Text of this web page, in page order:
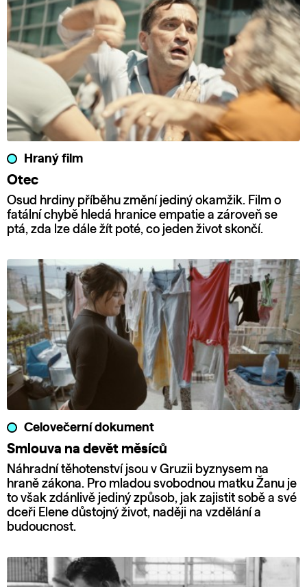
Hraný film
Otec
Osud hrdiny příběhu změní jediný okamžik. Film o
fatální chybě hledá hranice empatie a zároveň se
ptá, zda lze dále žít poté, co jeden život skončí.
Celovečerní dokument
Smlouva na devět měsíců
Náhradní těhotenství jsou v Gruzii byznysem na
hraně zákona. Pro mladou svobodnou matku Žanu je
to však zdánlivě jediný způsob, jak zajistit sobě a své
dceři Elene důstojný život, naději na vzdělání a
budoucnost.